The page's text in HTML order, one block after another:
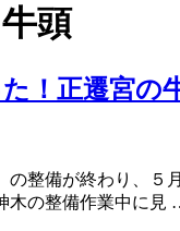
牛頭
！正遷宮の
の整備が終わり、
木の整備作業中に見